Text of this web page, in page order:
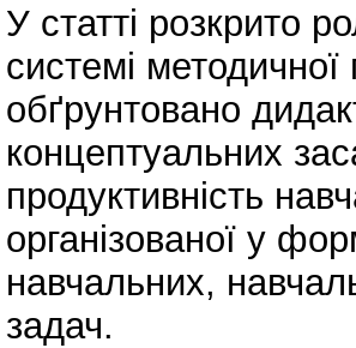
У статті розкрито
системі методичної
обґрунтовано
концептуальних
продуктивність
організованої у
навчальних,
задач.